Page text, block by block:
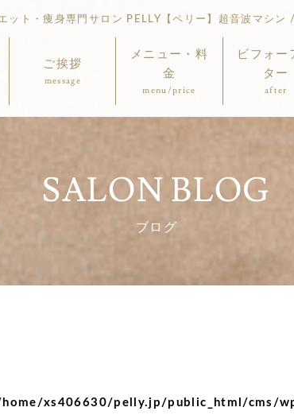
ット・痩身専門サロン PELLY【ペリー】超音波マシ
ご挨拶
message
メニュー・料
金
menu/price
ビフォー
ター
after
SALON BLOG
ブログ
xs406630/pelly.jp/public_html/cms/